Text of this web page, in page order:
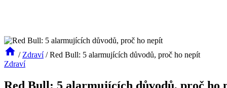
/ Zdraví / Red Bull: 5 alarmujících důvodů, proč ho nepít
Zdraví